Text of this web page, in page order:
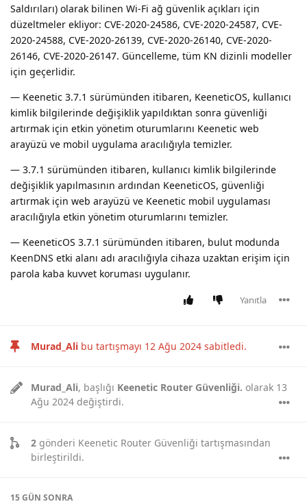
Saldırıları) olarak bilinen Wi-Fi ağ güvenlik açıkları için
düzeltmeler ekliyor: CVE-2020-24586, CVE-2020-24587, CVE-
2020-24588, CVE-2020-26139, CVE-2020-26140, CVE-2020-
26146, CVE-2020-26147. Güncelleme, tüm KN dizinli modeller
için geçerlidir.
— Keenetic 3.7.1 sürümünden itibaren, KeeneticOS, kullanıcı
kimlik bilgilerinde değişiklik yapıldıktan sonra güvenliği
artırmak için etkin yönetim oturumlarını Keenetic web
arayüzü ve mobil uygulama aracılığıyla temizler.
— 3.7.1 sürümünden itibaren, kullanıcı kimlik bilgilerinde
değişiklik yapılmasının ardından KeeneticOS, güvenliği
artırmak için web arayüzü ve Keenetic mobil uygulaması
aracılığıyla etkin yönetim oturumlarını temizler.
— KeeneticOS 3.7.1 sürümünden itibaren, bulut modunda
KeenDNS etki alanı adı aracılığıyla cihaza uzaktan erişim için
parola kaba kuvvet koruması uygulanır.
Yanıtla
Murad_Ali bu tartışmayı 12 Ağu 2024 sabitledi.
Murad_Ali, başlığı Keenetic Router Güvenliği. olarak 13
Ağu 2024 değiştirdi.
2 gönderi Keenetic Router Güvenliği tartışmasından
birleştirildi.
15 GÜN SONRA